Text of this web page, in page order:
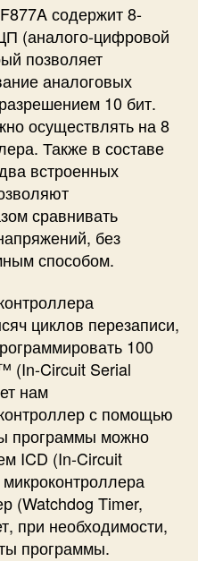
содержит 8-
(аналого-цифровой
позволяет
аналоговых
10 бит.
осуществлять на 8
Также в составе
встроенных
сравнивать
без
способом.
циклов перезаписи,
100
(In-Circuit Serial
нам
с помощью
программы можно
ICD (In-Circuit
(Watchdog Timer,
при необходимости,
программы.